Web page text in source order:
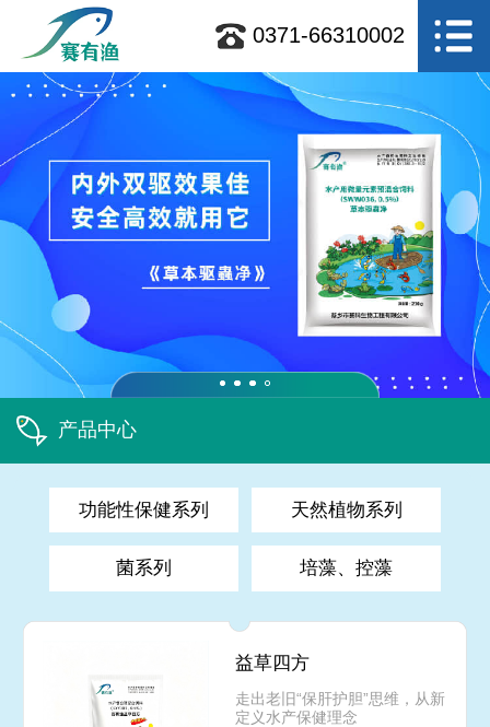
0371-66310002
产品中心
功能性保健系列 天然植物系列
菌系列 培藻、控藻
益草四方
走出老旧“保肝护胆”思维，从新
定义水产保健理念